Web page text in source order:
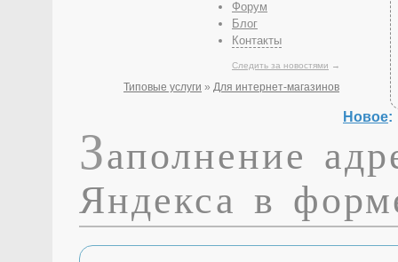
Форум
Блог
Контакты
Следить за новостями →
Новое:
Типовые услуги » Для интернет-магазинов
Заполнение
Яндекса в